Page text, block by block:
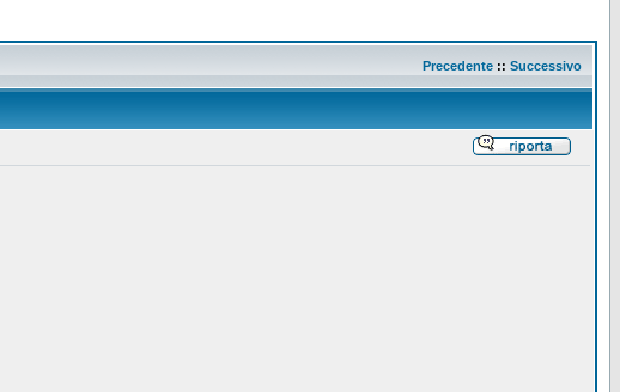
Precedente :: Successivo